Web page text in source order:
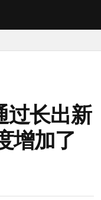
过长出新
增加了